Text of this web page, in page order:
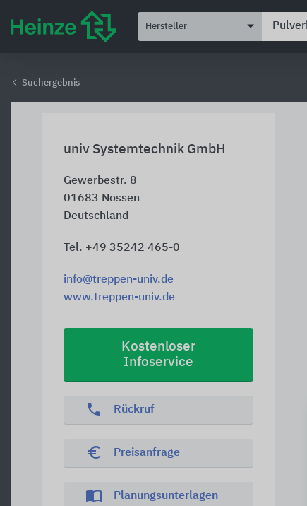
Hersteller
Suchergebnis
univ Systemtechnik GmbH
Gewerbestr. 8
01683 Nossen
Deutschland
Tel. +49 35242 465-0
info@treppen-univ.de
www.treppen-univ.de
Kostenloser
Infoservice
phone Rückruf
euro_symbol Preisanfrage
import_contacts Planungsunterlagen